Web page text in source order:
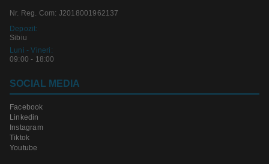
Nr. Reg. Com: J2018001962137
Depozit:
Sibiu
Luni - Vineri:
09:00 - 18:00
SOCIAL MEDIA
Facebook
Linkedin
Instagram
Tiktok
Youtube